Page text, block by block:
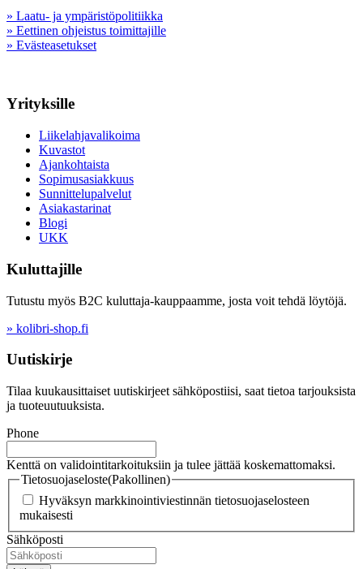
» Laatu- ja ympäristöpolitiikka
» Eettinen ohjeistus toimittajille
» Evästeasetukset
Yrityksille
Liikelahjavalikoima
Kuvastot
Ajankohtaista
Sopimusasiakkuus
Sunnittelupalvelut
Asiakastarinat
Blogi
UKK
Kuluttajille
Tutustu myös B2C kuluttaja-kauppaamme, josta voit tehdä löytöjä.
» kolibri-shop.fi
Uutiskirje
Tilaa kuukausittaiset uutiskirjeet sähköpostiisi, saat tietoa tarjouksista
ja tuoteuutuuksista.
Phone
Kenttä on validointitarkoituksiin ja tulee jättää koskemattomaksi.
Tietosuojaseloste(Pakollinen)
Hyväksyn markkinointiviestinnän tietosuojaselosteen
mukaisesti
Sähköposti